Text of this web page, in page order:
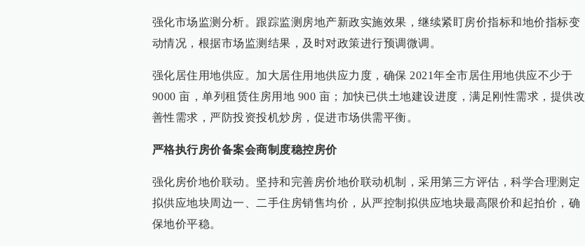
强化市场监测分析。跟踪监测房地产新政实施效果，继续紧盯房价指标和地价指标变
动情况，根据市场监测结果，及时对政策进行预调微调。
强化居住用地供应。加大居住用地供应力度，确保 2021年全市居住用地供应不少于
9000 亩，单列租赁住房用地 900 亩；加快已供土地建设进度，满足刚性需求，提供改
善性需求，严防投资投机炒房，促进市场供需平衡。
严格执行房价备案会商制度稳控房价
强化房价地价联动。坚持和完善房价地价联动机制，采用第三方评估，科学合理测定
拟供应地块周边一、二手住房销售均价，从严控制拟供应地块最高限价和起拍价，确
保地价平稳。